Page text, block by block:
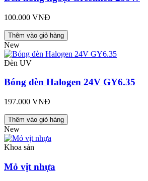
100.000 VNĐ
Thêm vào giỏ hàng
New
Đèn UV
Bóng đèn Halogen 24V GY6.35
197.000 VNĐ
Thêm vào giỏ hàng
New
Khoa sản
Mỏ vịt nhựa